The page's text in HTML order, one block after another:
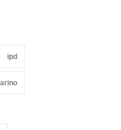
ipd